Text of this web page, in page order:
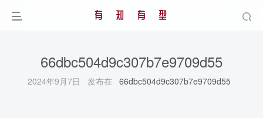
66dbc504d9c307b7e9709d55
2024年9月7日 发布在 66dbc504d9c307b7e9709d55